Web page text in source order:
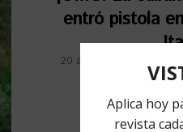
entró pistola
20 abril, 2017